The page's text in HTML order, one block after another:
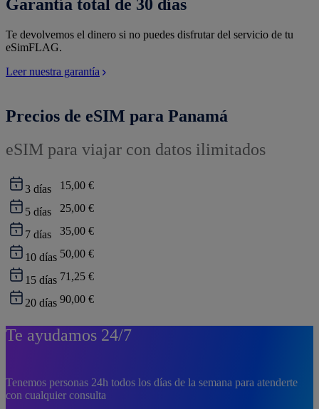
Garantía total de 30 días
Te devolvemos el dinero si no puedes disfrutar del servicio de tu
eSimFLAG.
Leer nuestra garantía
Precios de eSIM para Panamá
eSIM para viajar con datos ilimitados
3 días 15,00 €
5 días 25,00 €
7 días 35,00 €
10 días 50,00 €
15 días 71,25 €
20 días 90,00 €
Te ayudamos 24/7
Tenemos personas 24h todos los días de la semana para atenderte
con cualquier consulta